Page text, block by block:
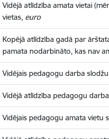
Vidējā atlīdzība amata vietai
vietas, euro
Kopējā atlīdzība gadā par
pamata nodarbināto, kas nav
Vidējais pedagogu darba
Vidējā atlīdzība pedagogu
Vidējais pedagogu amata vietu